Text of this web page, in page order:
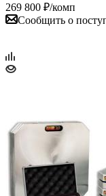
269 800 ₽/комп
Сообщить о